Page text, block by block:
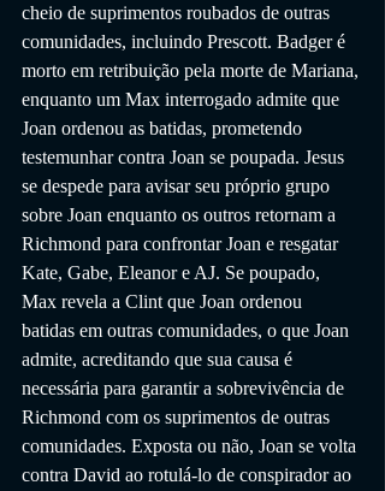
cheio de suprimentos roubados de outras
comunidades, incluindo Prescott. Badger é
morto em retribuição pela morte de Mariana,
enquanto um Max interrogado admite que
Joan ordenou as batidas, prometendo
testemunhar contra Joan se poupada. Jesus
se despede para avisar seu próprio grupo
sobre Joan enquanto os outros retornam a
Richmond para confrontar Joan e resgatar
Kate, Gabe, Eleanor e AJ. Se poupado,
Max revela a Clint que Joan ordenou
batidas em outras comunidades, o que Joan
admite, acreditando que sua causa é
necessária para garantir a sobrevivência de
Richmond com os suprimentos de outras
comunidades. Exposta ou não, Joan se volta
contra David ao rotulá-lo de conspirador ao